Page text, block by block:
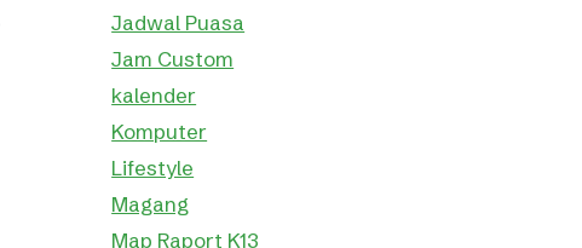
Jadwal Puasa
Jam Custom
kalender
Komputer
Lifestyle
Magang
Map Raport K13